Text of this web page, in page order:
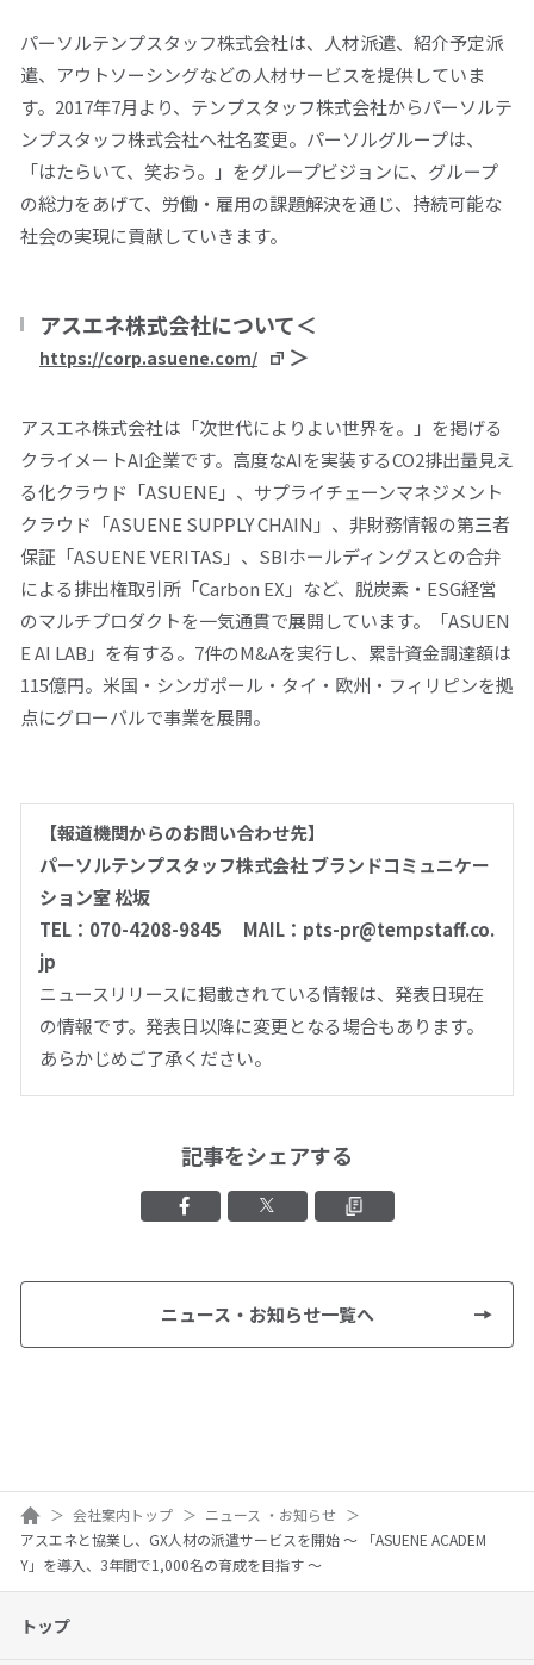
パーソルテンプスタッフ株式会社は、人材派遣、紹介予定派
遣、アウトソーシングなどの人材サービスを提供していま
す。 2017年7月より、テンプスタッフ株式会社からパーソルテ
ンプスタッフ株式会社へ社名変更。パーソルグループは、
「はたらいて、笑おう。」をグループビジョンに、グループ
の総力をあげて、労働・雇用の課題解決を通じ、持続可能な
社会の実現に貢献していきます。
アスエネ株式会社について＜
https://corp.asuene.com/ ＞
アスエネ株式会社は「次世代によりよい世界を。」を掲げる
クライメートAI企業です。高度なAIを実装するCO2排出量見え
る化クラウド「ASUENE 」、サプライチェーンマネジメント
クラウド「ASUENE SUPPLY CHAIN 」、非財務情報の第三者
保証「ASUENE VERITAS 」、 SBIホールディングスとの合弁
による排出権取引所「Carbon EX 」など、脱炭素・ ESG経営
のマルチプロダクトを一気通貫で展開しています。「ASUEN
E AI LAB 」を有する。 7件のM&Aを実行し、累計資金調達額は
115億円。米国・シンガポール・タイ・欧州・フィリピンを拠
点にグローバルで事業を展開。
【報道機関からのお問い合わせ先】
パーソルテンプスタッフ株式会社 ブランドコミュニケー
ション室 松坂
TEL ：070-4208-9845 MAIL ：pts-pr@tempstaff.co.
jp
ニュースリリースに掲載されている情報は、発表日現在
の情報です。発表日以降に変更となる場合もあります。
あらかじめご了承ください。
記事をシェアする
Facebookでシェアする
Xでシェアする
ニュース・お知らせ一覧へ
ホーム会社案内トップ
ニュース ・お知らせ
アスエネと協業し、GX人材の派遣サービスを開始 ～ 「ASUENE ACADEM
Y」を導入、3年間で1,000名の育成を目指す ～
トップ